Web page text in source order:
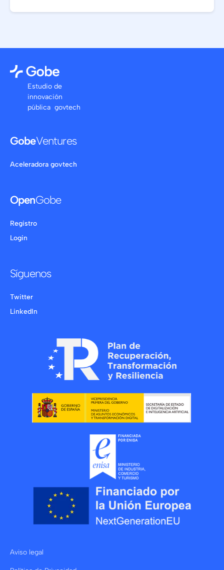
Estudio de
innovación
pública govtech
GobeVentures
Aceleradora govtech
OpenGobe
Registro
Login
Síguenos
Twitter
LinkedIn
Aviso legal